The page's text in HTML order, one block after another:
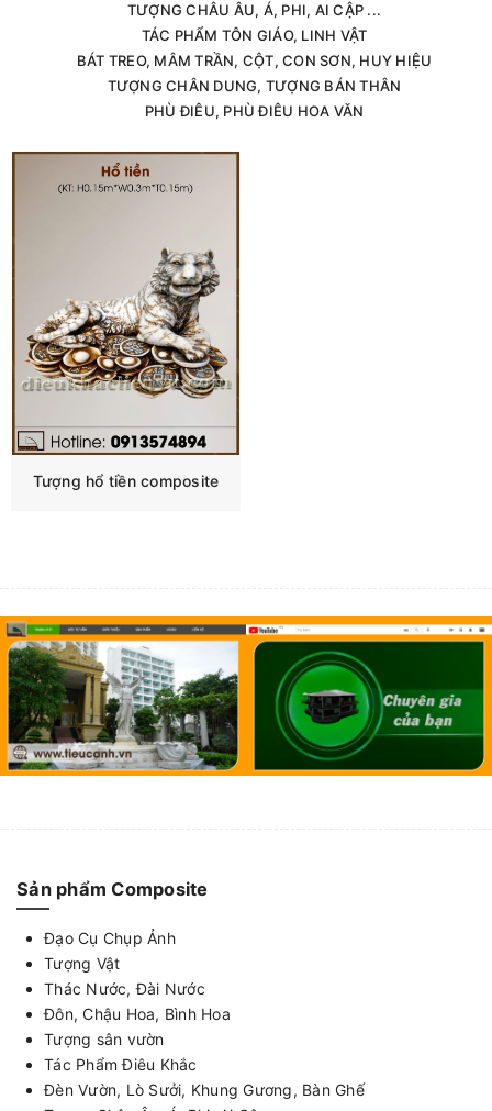
TƯỢNG CHÂU ÂU, Á, PHI, AI CẬP ...
TÁC PHẨM TÔN GIÁO, LINH VẬT
BÁT TREO, MÂM TRẦN, CỘT, CON SƠN, HUY HIỆU
TƯỢNG CHÂN DUNG, TƯỢNG BÁN THÂN
PHÙ ĐIÊU, PHÙ ĐIÊU HOA VĂN
Tượng hổ tiền composite
Sản phẩm Composite
Đạo Cụ Chụp Ảnh
Tượng Vật
Thác Nước, Đài Nước
Đôn, Chậu Hoa, Bình Hoa
Tượng sân vườn
Tác Phẩm Điêu Khắc
Đèn Vườn, Lò Sưởi, Khung Gương, Bàn Ghế